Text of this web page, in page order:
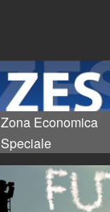
Zona Economica
Speciale